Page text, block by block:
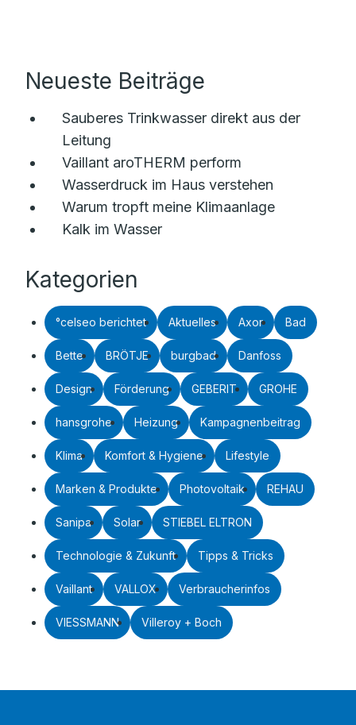
Neueste Beiträge
Sauberes Trinkwasser direkt aus der
Leitung
Vaillant aroTHERM perform
Wasserdruck im Haus verstehen
Warum tropft meine Klimaanlage
Kalk im Wasser
Kategorien
°celseo berichtet Aktuelles Axor Bad
Bette BRÖTJE burgbad Danfoss
Design Förderung GEBERIT GROHE
hansgrohe Heizung Kampagnenbeitrag
Klima Komfort & Hygiene Lifestyle
Marken & Produkte Photovoltaik REHAU
Sanipa Solar STIEBEL ELTRON
Technologie & Zukunft Tipps & Tricks
Vaillant VALLOX Verbraucherinfos
VIESSMANN Villeroy + Boch